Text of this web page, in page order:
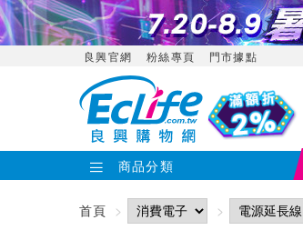
良興官網 粉絲專頁 門市據點
商品分類
首頁